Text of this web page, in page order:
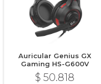
Auricular Genius GX
Gaming HS-G600V
$ 50.818